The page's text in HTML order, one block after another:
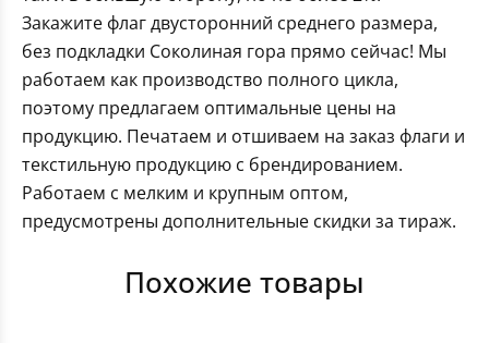
Закажите флаг двусторонний среднего размера,
без подкладки Соколиная гора прямо сейчас! Мы
работаем как производство полного цикла,
поэтому предлагаем оптимальные цены на
продукцию. Печатаем и отшиваем на заказ флаги и
текстильную продукцию с брендированием.
Работаем с мелким и крупным оптом,
предусмотрены дополнительные скидки за тираж.
Похожие товары